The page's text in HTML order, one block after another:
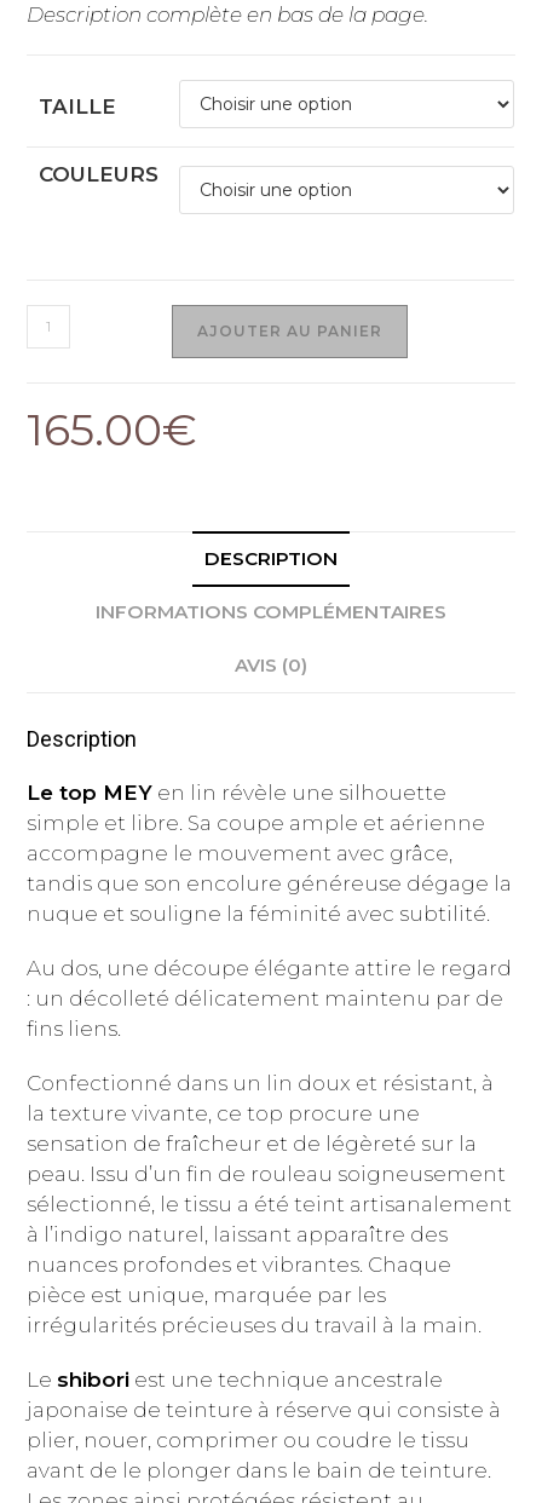
Description complète en bas de la page.
TAILLE
COULEURS
AJOUTER AU PANIER
165.00€
DESCRIPTION
INFORMATIONS COMPLÉMENTAIRES
AVIS (0)
Description
Le top MEY en lin révèle une silhouette
simple et libre. Sa coupe ample et aérienne
accompagne le mouvement avec grâce,
tandis que son encolure généreuse dégage la
nuque et souligne la féminité avec subtilité.
Au dos, une découpe élégante attire le regard
: un décolleté délicatement maintenu par de
fins liens.
Confectionné dans un lin doux et résistant, à
la texture vivante, ce top procure une
sensation de fraîcheur et de légèreté sur la
peau. Issu d’un fin de rouleau soigneusement
sélectionné, le tissu a été teint artisanalement
à l’indigo naturel, laissant apparaître des
nuances profondes et vibrantes. Chaque
pièce est unique, marquée par les
irrégularités précieuses du travail à la main.
Le shibori est une technique ancestrale
japonaise de teinture à réserve qui consiste à
plier, nouer, comprimer ou coudre le tissu
avant de le plonger dans le bain de teinture.